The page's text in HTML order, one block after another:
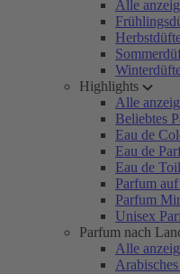
Alle
Highlights
Alle
Beliebtes
Eau de
Eau de
Eau de
Parfum
Parfum
Unisex
Parfum nach
Alle